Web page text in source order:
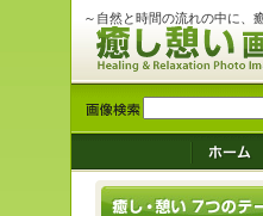
～自然と時間の流れの中に、